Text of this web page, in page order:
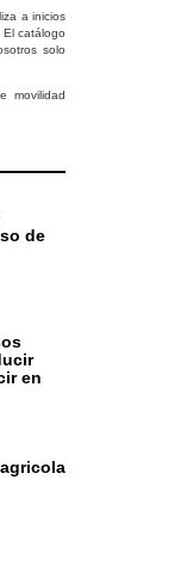
a inicios
catálogo
solo
movilidad
de
en